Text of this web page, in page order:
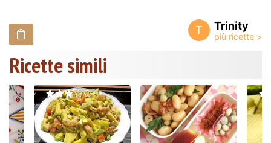
T Trinity
Ricette simili